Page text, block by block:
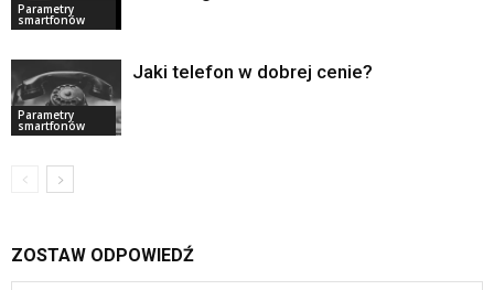
Parametry
smartfonów
Parametry
smartfonów
Jaki telefon w dobrej cenie?
ZOSTAW ODPOWIEDŹ